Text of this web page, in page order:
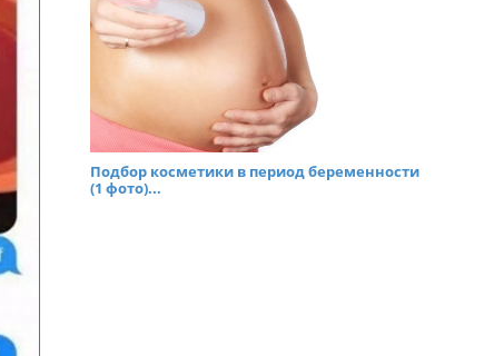
Подбор косметики в период беременности
(1 фото)...